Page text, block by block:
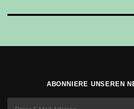
ABONNIERE UNSEREN